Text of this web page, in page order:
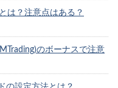
は？注意点はある？
のボーナスで注意